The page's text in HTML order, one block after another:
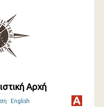
Αρχή
English